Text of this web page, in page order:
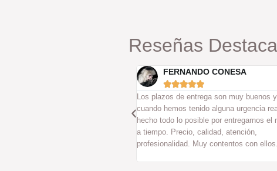
Reseñas
ALEX

Unos grandes profesionales que hacen un
trabajo impecable y con un atención al
excelente. Me han dejado mi coche
excepcionalmente bien.